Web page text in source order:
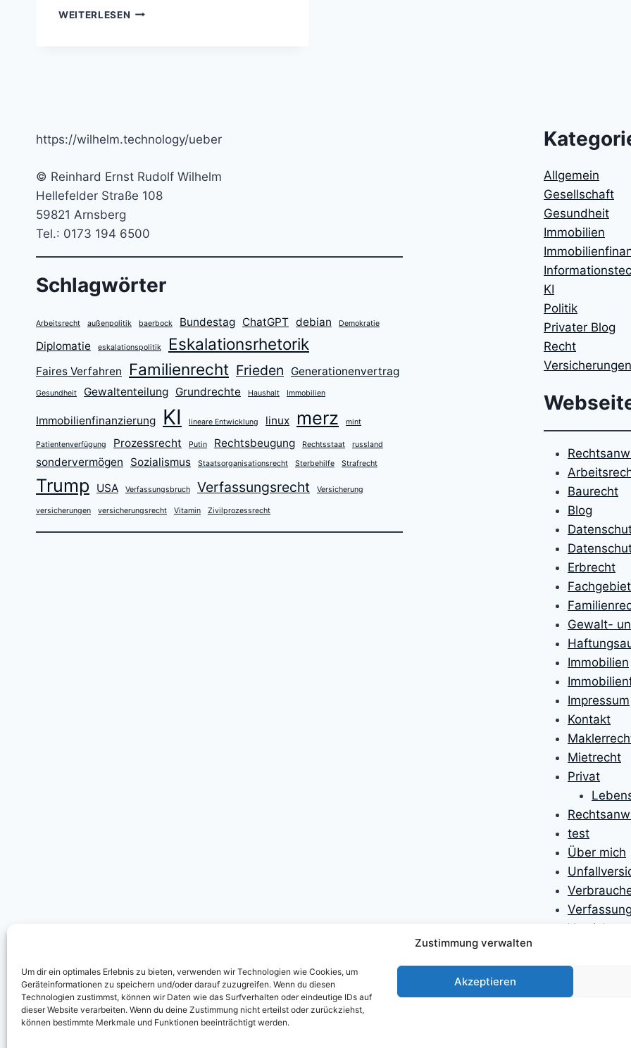
Zustimmung verwalten
Um dir ein optimales Erlebnis zu bieten, verwenden wir Technologien wie Cookies, um
Geräteinformationen zu speichern und/oder darauf zuzugreifen. Wenn du diesen
Technologien zustimmst, können wir Daten wie das Surfverhalten oder eindeutige IDs auf
dieser Website verarbeiten. Wenn du deine Zustimmung nicht erteilst oder zurückziehst,
können bestimmte Merkmale und Funktionen beeinträchtigt werden.
Akzeptieren
WEITERLESEN EUROPA
https://wilhelm.technology/ueber
© Reinhard Ernst Rudolf Wilhelm
Hellefelder Straße 108
59821 Arnsberg
Tel.: 0173 194 6500
Schlagwörter
Arbeitsrecht außenpolitik baerbock Bundestag ChatGPT debian Demokratie
Diplomatie eskalationspolitik Eskalationsrhetorik
Faires Verfahren Familienrecht Frieden Generationenvertrag
Gesundheit Gewaltenteilung Grundrechte Haushalt Immobilien
Immobilienfinanzierung KI lineare Entwicklung linux merz mint
Patientenverfügung Prozessrecht Putin Rechtsbeugung Rechtsstaat russland
sondervermögen Sozialismus Staatsorganisationsrecht Sterbehilfe Strafrecht
Trump USA Verfassungsbruch Verfassungsrecht Versicherung
versicherungen versicherungsrecht Vitamin Zivilprozessrecht
Allgemein
Gesellschaft
Gesundheit
Immobilien
KI
Politik
Privater Blog
Recht
Versicherungen
Baurecht
Blog
Erbrecht
Gewalt-
Immobilien
Impressum
Kontakt
Mietrecht
Privat
test
Über mich
Willkommen